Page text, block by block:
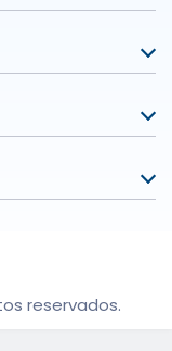
reservados.